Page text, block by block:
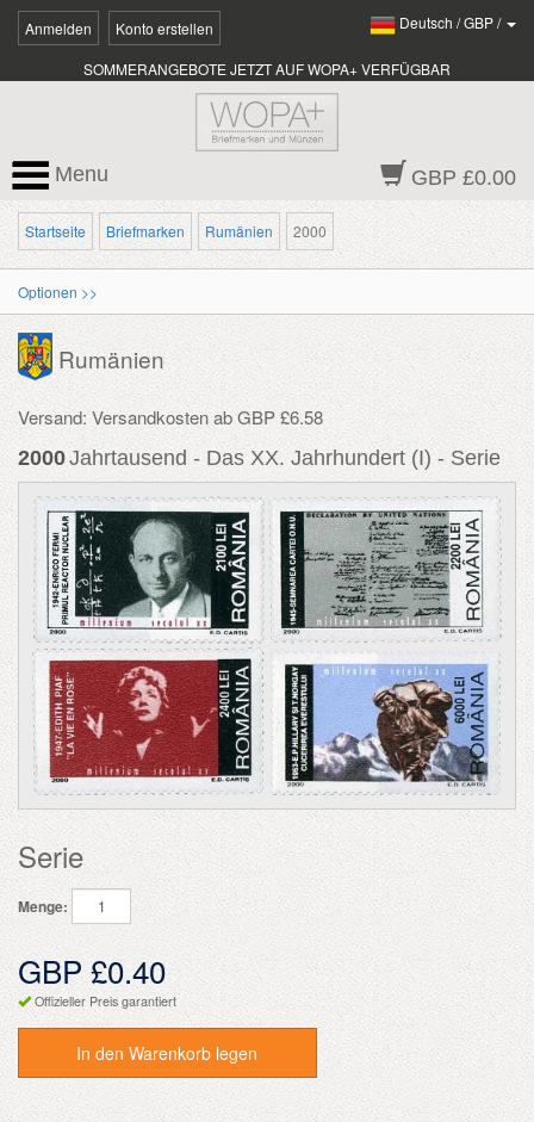
Anmelden Konto erstellen Deutsch /GBP/
SOMMERANGEBOTE JETZT AUF WOPA+ VERFÜGBAR
GBP £0.00
Menu
Startseite Briefmarken Rumänien 2000
Optionen >>
Rumänien
Versand: Versandkosten ab GBP £6.58
2000Jahrtausend - Das XX. Jahrhundert (I) - Serie
Serie
Menge:
GBP £0.40
Offizieller Preis garantiert
In den Warenkorb legen